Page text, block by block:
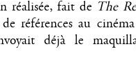
réalisée, fait de The
références au
déjà le